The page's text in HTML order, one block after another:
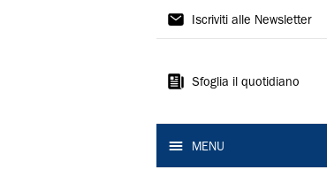
Gazzetta
Modena
Iscriviti alle Newsletter
Sfoglia il quotidiano
MENU